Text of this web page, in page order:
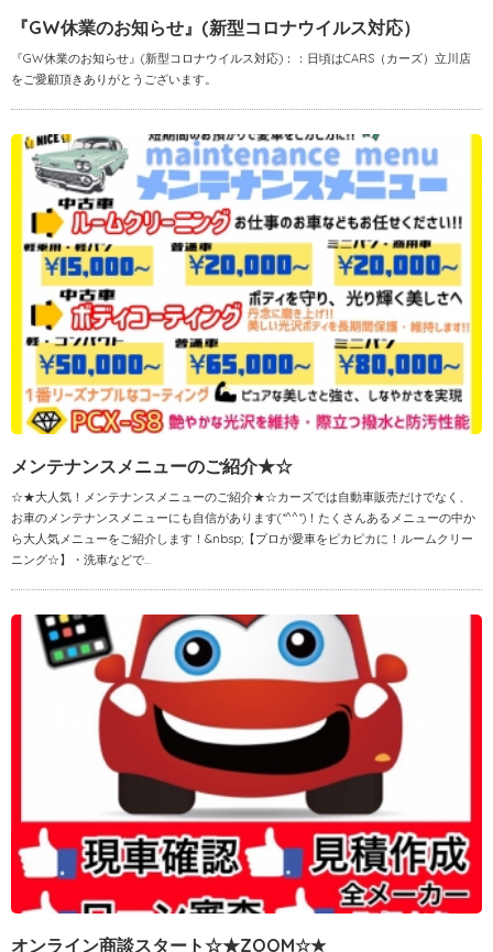
『GW休業のお知らせ』(新型コロナウイルス対応）
『GW休業のお知らせ』(新型コロナウイルス対応)：：日頃はCARS（カーズ）立川店
をご愛顧頂きありがとうございます。
メンテナンスメニューのご紹介★☆
☆★大人気！メンテナンスメニューのご紹介★☆カーズでは自動車販売だけでなく、
お車のメンテナンスメニューにも自信があります(*^^*)！たくさんあるメニューの中か
ら大人気メニューをご紹介します！&nbsp;【プロが愛車をピカピカに！ルームクリー
ニング☆】・洗車などで...
オンライン商談スタート☆★ZOOM☆★